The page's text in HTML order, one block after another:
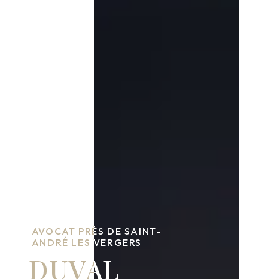
AVOCAT PRÈS DE SAINT-
ANDRÉ LES VERGERS
DUVAL